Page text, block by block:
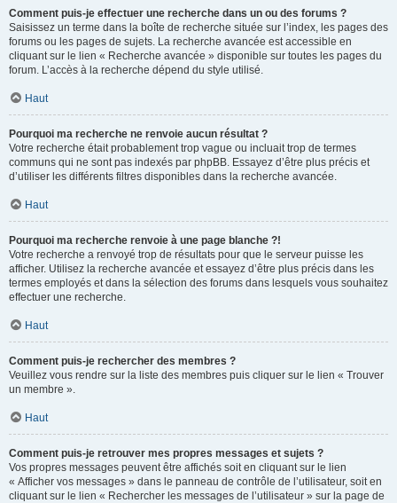
Comment puis-je effectuer une recherche dans un ou des forums ?
Saisissez un terme dans la boîte de recherche située sur l’index, les pages des
forums ou les pages de sujets. La recherche avancée est accessible en
cliquant sur le lien « Recherche avancée » disponible sur toutes les pages du
forum. L’accès à la recherche dépend du style utilisé.
Haut
Pourquoi ma recherche ne renvoie aucun résultat ?
Votre recherche était probablement trop vague ou incluait trop de termes
communs qui ne sont pas indexés par phpBB. Essayez d’être plus précis et
d’utiliser les différents filtres disponibles dans la recherche avancée.
Haut
Pourquoi ma recherche renvoie à une page blanche ?!
Votre recherche a renvoyé trop de résultats pour que le serveur puisse les
afficher. Utilisez la recherche avancée et essayez d’être plus précis dans les
termes employés et dans la sélection des forums dans lesquels vous souhaitez
effectuer une recherche.
Haut
Comment puis-je rechercher des membres ?
Veuillez vous rendre sur la liste des membres puis cliquer sur le lien « Trouver
un membre ».
Haut
Comment puis-je retrouver mes propres messages et sujets ?
Vos propres messages peuvent être affichés soit en cliquant sur le lien
« Afficher vos messages » dans le panneau de contrôle de l’utilisateur, soit en
cliquant sur le lien « Rechercher les messages de l’utilisateur » sur la page de